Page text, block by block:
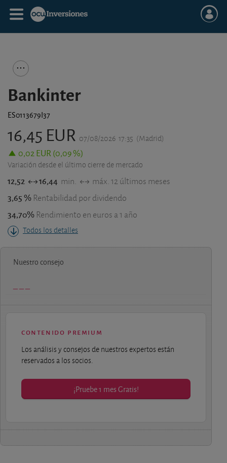
Bankinter
ES0113679I37
16,45 EUR 07/08/2026 17:35 (Madrid)
0,02 EUR (0,09 %)
Variación desde el último cierre de mercado
12,52 16,44 min. máx. 12 últimos meses
3,65 % Rentabilidad por dividendo
34,70% Rendimiento en euros a 1 año
Todos los detalles
Nuestro consejo
contenido premium
Los análisis y consejos de nuestros expertos están
reservados a los socios.
¡Pruebe 1 mes Gratis!